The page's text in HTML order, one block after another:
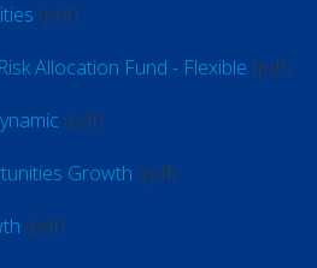
(pdf)
Allocation Fund - Flexible (pdf)
(pdf)
Growth (pdf)
(pdf)